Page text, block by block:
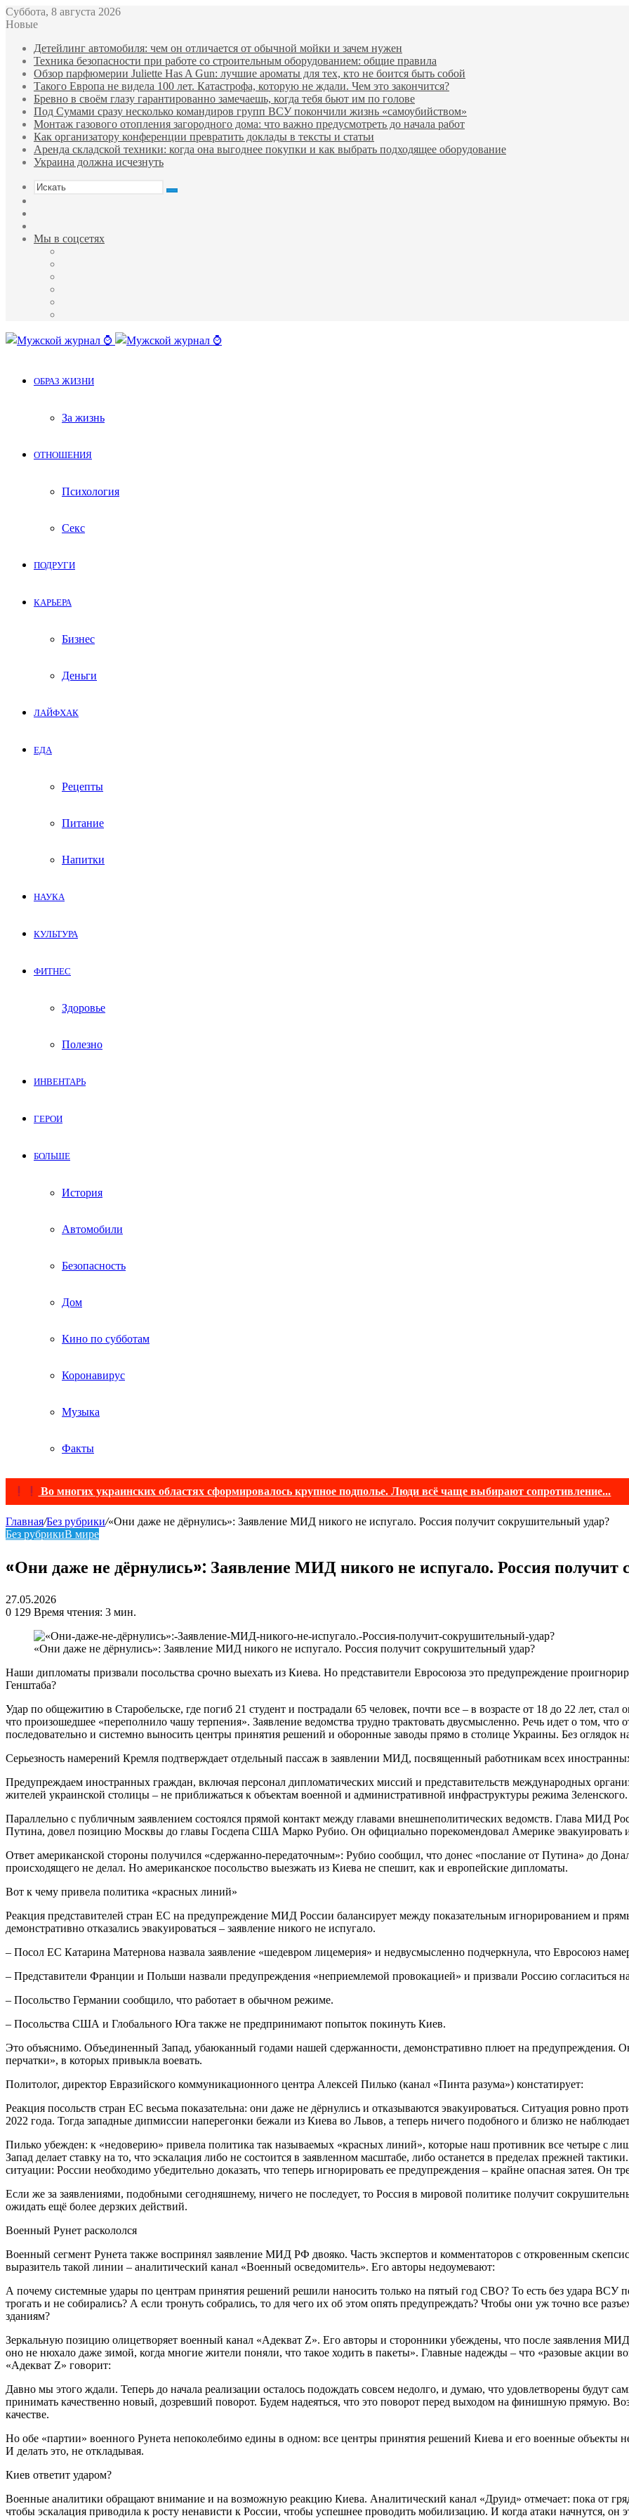
Суббота, 8 августа 2026
Новые
Детейлинг автомобиля: чем он отличается от обычной мойки и зачем нужен
Техника безопасности при работе со строительным оборудованием: общие правила
Обзор парфюмерии Juliette Has A Gun: лучшие ароматы для тех, кто не боится быть собой
Такого Европа не видела 100 лет. Катастрофа, которую не ждали. Чем это закончится?
Бревно в своём глазу гарантированно замечаешь, когда тебя бьют им по голове
Под Сумами сразу несколько командиров групп ВСУ покончили жизнь «самоубийством»
Монтаж газового отопления загородного дома: что важно предусмотреть до начала работ
Как организатору конференции превратить доклады в тексты и статьи
Аренда складской техники: когда она выгоднее покупки и как выбрать подходящее оборудование
Украина должна исчезнуть
Искать
Мы в соцсетях
Меню
ОБРАЗ ЖИЗНИ
За жизнь
ОТНОШЕНИЯ
Психология
Секс
ПОДРУГИ
КАРЬЕРА
Бизнес
Деньги
ЛАЙФХАК
ЕДА
Рецепты
Питание
Напитки
НАУКА
КУЛЬТУРА
ФИТНЕС
Здоровье
Полезно
ИНВЕНТАРЬ
ГЕРОИ
БОЛЬШЕ
История
Автомобили
Безопасность
Дом
Кино по субботам
Коронавирус
Музыка
Факты
Во многих украинских областях сформировалось крупное подполье. Люди всё чаще выбирают сопротивление...
Главная/Без рубрики/«Они даже не дёрнулись»: Заявление МИД никого не испугало. Россия получит сокрушительный удар?
Без рубрикиВ мире
«Они даже не дёрнулись»: Заявление МИД никого не испугало. Россия получит
27.05.2026
0 129 Время чтения: 3 мин.
«Они даже не дёрнулись»: Заявление МИД никого не испугало. Россия получит сокрушительный удар?
Наши дипломаты призвали посольства срочно выехать из Киева. Но представители Евросоюза это предупреждение
Генштаба?
Удар по общежитию в Старобельске, где погиб 21 студент и пострадали 65 человек, почти все – в возрасте от 18 до 22 лет,
что произошедшее «переполнило чашу терпения». Заявление ведомства трудно трактовать двусмысленно. Речь идет о том,
последовательно и системно выносить центры принятия решений и оборонные заводы прямо в столице Украины. Без оглядок
Серьезность намерений Кремля подтверждает отдельный пассаж в заявлении МИД, посвященный работникам всех
Предупреждаем иностранных граждан, включая персонал дипломатических миссий и представительств международных
жителей украинской столицы – не приближаться к объектам военной и административной инфраструктуры режима Зеленского.
Параллельно с публичным заявлением состоялся прямой контакт между главами внешнеполитических ведомств. Глава МИД
Путина, довел позицию Москвы до главы Госдепа США Марко Рубио. Он официально порекомендовал Америке эвакуировать
Ответ американской стороны получился «сдержанно-передаточным»: Рубио сообщил, что донес «послание от Путина» до
происходящего не делал. Но американское посольство выезжать из Киева не спешит, как и европейские дипломаты.
Вот к чему привела политика «красных линий»
Реакция представителей стран ЕС на предупреждение МИД России балансирует между показательным игнорированием и
демонстративно отказались эвакуироваться – заявление никого не испугало.
– Посол ЕС Катарина Матернова назвала заявление «шедевром лицемерия» и недвусмысленно подчеркнула, что Евросоюз
– Представители Франции и Польши назвали предупреждения «неприемлемой провокацией» и призвали Россию согласиться
– Посольство Германии сообщило, что работает в обычном режиме.
– Посольства США и Глобального Юга также не предпринимают попыток покинуть Киев.
Это объяснимо. Объединенный Запад, убаюканный годами нашей сдержанности, демонстративно плюет на предупреждения.
перчатки», в которых привыкла воевать.
Политолог, директор Евразийского коммуникационного центра Алексей Пилько (канал «Пинта разума») констатирует:
Реакция посольств стран ЕС весьма показательна: они даже не дёрнулись и отказываются эвакуироваться. Ситуация ровно
2022 года. Тогда западные дипмиссии наперегонки бежали из Киева во Львов, а теперь ничего подобного и близко не
Пилько убежден: к «недоверию» привела политика так называемых «красных линий», которые наш противник все четыре с
Запад делает ставку на то, что эскалация либо не состоится в заявленном масштабе, либо останется в пределах прежней
ситуации: России необходимо убедительно доказать, что теперь игнорировать ее предупреждения – крайне опасная затея. Он
Если же за заявлениями, подобными сегодняшнему, ничего не последует, то Россия в мировой политике получит
ожидать ещё более дерзких действий.
Военный Рунет раскололся
Военный сегмент Рунета также воспринял заявление МИД РФ двояко. Часть экспертов и комментаторов с откровенным
выразитель такой линии – аналитический канал «Военный осведомитель». Его авторы недоумевают:
А почему системные удары по центрам принятия решений решили наносить только на пятый год СВО? То есть без удара ВСУ
трогать и не собирались? А если тронуть собрались, то для чего их об этом опять предупреждать? Чтобы они уж точно все
зданиям?
Зеркальную позицию олицетворяет военный канал «Адекват Z». Его авторы и сторонники убеждены, что после заявления
оно не нюхало даже зимой, когда многие жители поняли, что такое ходить в пакеты». Главные надежды – что «разовые акции
«Адекват Z» говорит:
Давно мы этого ждали. Теперь до начала реализации осталось подождать совсем недолго, и думаю, что удовлетворены будут
принимать качественно новый, дозревший поворот. Будем надеяться, что это поворот перед выходом на финишную прямую.
качестве.
Но обе «партии» военного Рунета непоколебимо едины в одном: все центры принятия решений Киева и его военные объекты
И делать это, не откладывая.
Киев ответит ударом?
Военные аналитики обращают внимание и на возможную реакцию Киева. Аналитический канал «Друид» отмечает: пока от
чтобы эскалация приводила к росту ненависти к России, чтобы успешнее проводить мобилизацию. И когда атаки начнутся, он